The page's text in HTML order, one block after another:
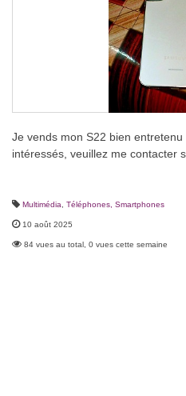
Je vends mon S22 bien
intéressés, veuillez me contacter
Multimédia Téléphones, Smartphones
10 août 2025
84 vues au total, 0 vues cette semaine